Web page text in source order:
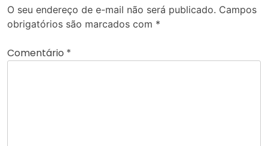
O seu endereço de e-mail não será publicado. Campos
obrigatórios são marcados com *
Comentário *